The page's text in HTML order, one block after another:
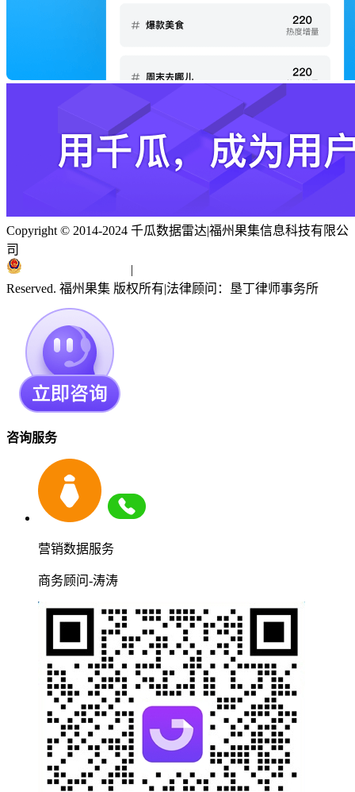
Copyright © 2014-2024 千瓜数据雷达|福州果集信息科技有限公
司
|
Reserved. 福州果集 版权所有|法律顾问：垦丁律师事务所
咨询服务
营销数据服务
商务顾问-涛涛